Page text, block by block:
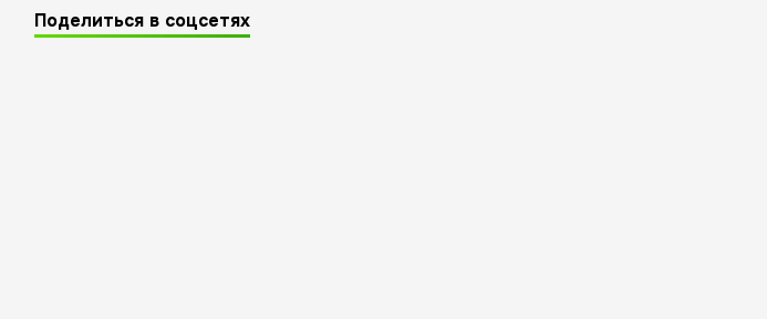
Поделиться в соцсетях